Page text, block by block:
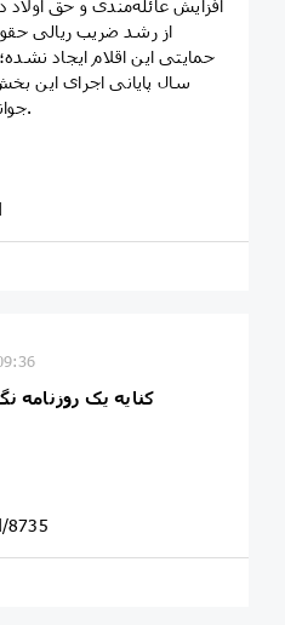
از رشد ضریب ریالی
حمایتی این اقلام ایجاد
سال پایانی اجرای این
جوانی جمعیت شناخته می‌شود.
کنایه یک روزنامه
8735